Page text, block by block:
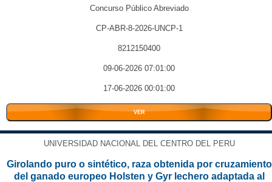
Concurso Público Abreviado
CP-ABR-8-2026-UNCP-1
8212150400
09-06-2026 07:01:00
17-06-2026 00:01:00
VER
UNIVERSIDAD NACIONAL DEL CENTRO DEL PERU
Girolando puro o sintético, raza obtenida por cruzamiento
del ganado europeo Holsten y Gyr lechero adaptada al